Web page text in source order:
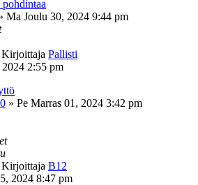
Ma Joulu 30, 2024 9:44 pm
Kirjoittaja Pallisti
2:55 pm
» Pe Marras 01, 2024 3:42 pm
Kirjoittaja B12
2024 8:47 pm